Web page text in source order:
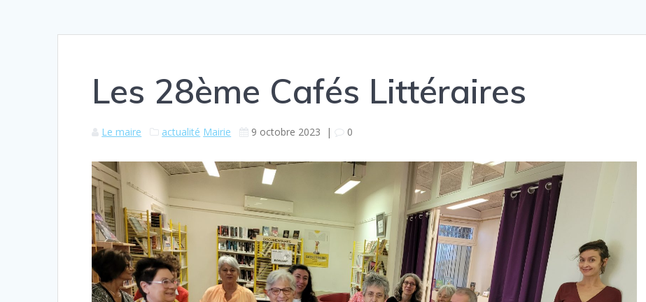
Les 28ème Cafés Littéraires
Le maire actualité Mairie 9 octobre 2023 | 0